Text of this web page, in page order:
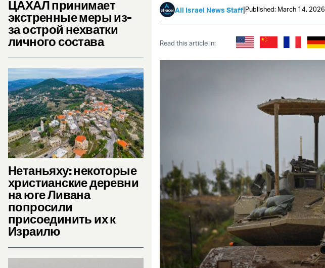
ЦАХАЛ принимает
экстренные меры из-
за острой нехватки
личного состава
Нетаньяху: некоторые
христианские деревни
на юге Ливана
попросили
присоединить их к
Израилю
All Israel News Staff|Published: March 14, 2026
Read this article in: